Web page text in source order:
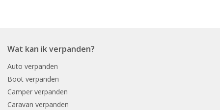
Wat kan ik verpanden?
Auto verpanden
Boot verpanden
Camper verpanden
Caravan verpanden